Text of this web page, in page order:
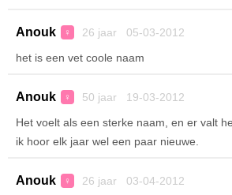
Anouk ♀ 26 jaar 05-03-2012
het is een vet coole naam
Anouk ♀ 50 jaar 19-03-2012
Het voelt als een sterke naam, en er valt
ik hoor elk jaar wel een paar nieuwe.
Anouk ♀ 26 jaar 03-04-2012